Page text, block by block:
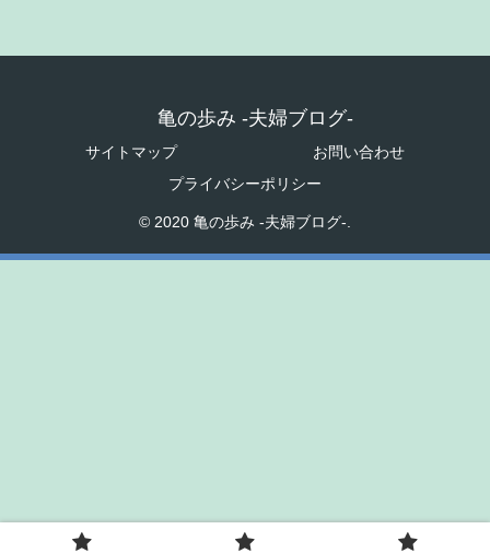
亀の歩み -夫婦ブログ-
サイトマップ
お問い合わせ
プライバシーポリシー
© 2020 亀の歩み -夫婦ブログ-.